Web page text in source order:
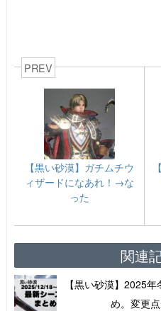
PREV
【黒い砂漠】ガチムチウ
ィザードになあれ！→な
った
関連
【黒い砂漠】2025
め。変更